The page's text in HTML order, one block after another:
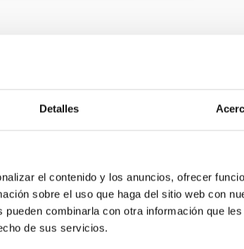
Detalles
el contenido y los anuncios, ofrecer
sobre el uso que haga del sitio web con
combinarla con otra información que
de sus servicios.
por la que se convoca proceso
en la modalidad de contrato laboral
o técnica (15.1.a, del RDL
el Consorcio Público Instituto de
DE PROCESO SELECTIVO (PS-2021-